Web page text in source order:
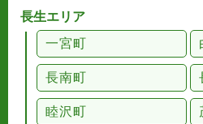
長生エリア
一宮町
長南町
睦沢町